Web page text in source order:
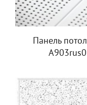
Панель